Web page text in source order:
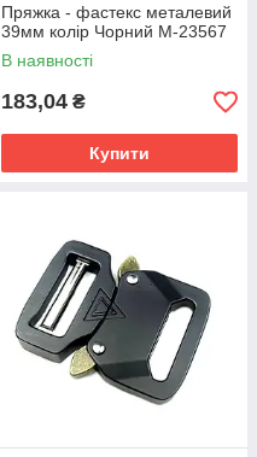
Пряжка - фастекс металевий
39мм колір Чорний М-23567
В наявності
183,04 ₴
Купити